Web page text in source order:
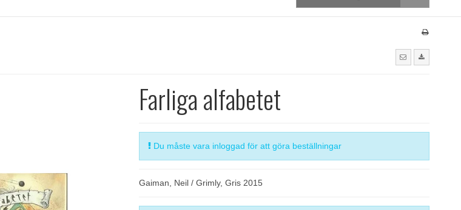
Farliga alfabetet
Du måste vara inloggad för att göra beställningar
Gaiman, Neil / Grimly, Gris 2015